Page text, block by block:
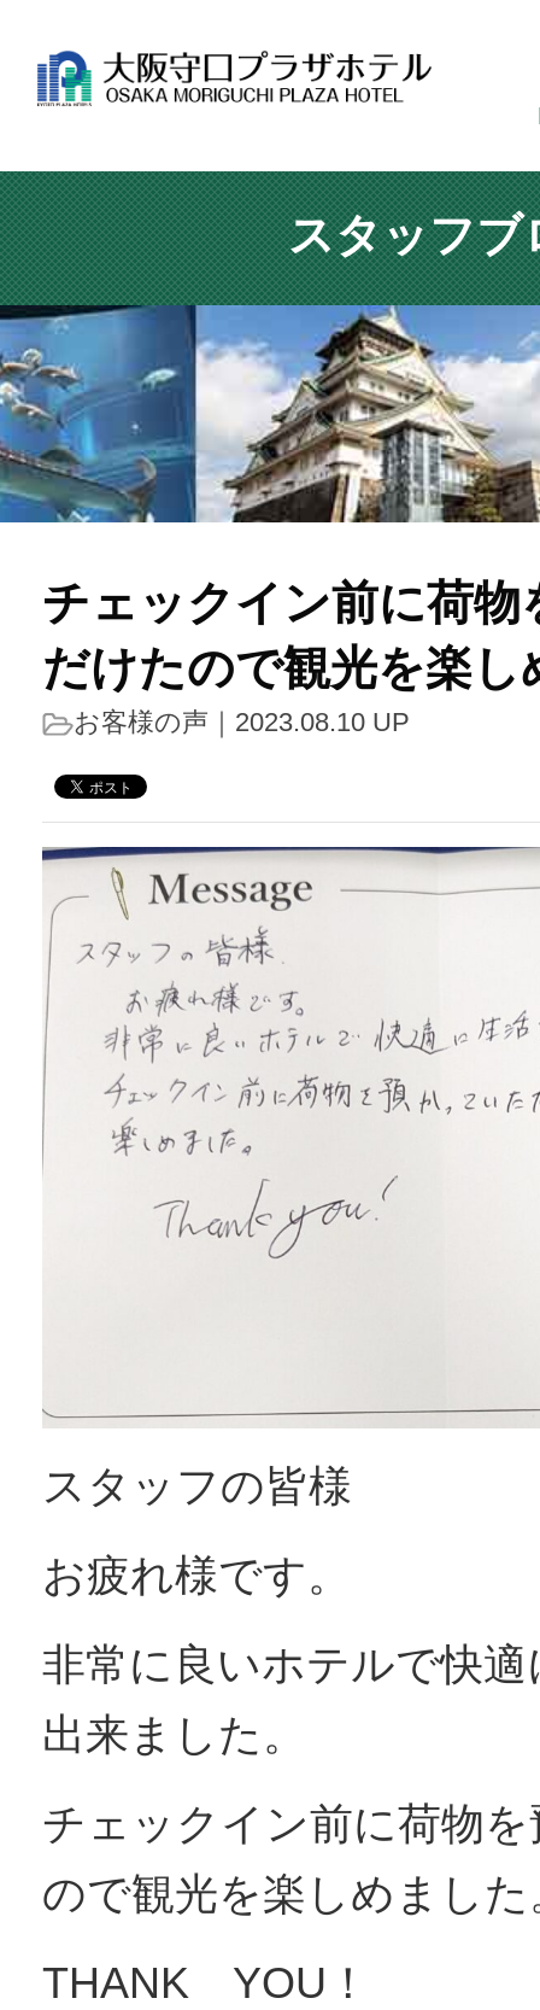
スタッフブ
チェックイン前に荷
だけたので観光を楽し
お客様の声 ｜2023.08.10 UP
スタッフの皆様
お疲れ様です。
非常に良いホテルで快
出来ました。
チェックイン前に荷物
ので観光を楽しめました
THANK YOU！